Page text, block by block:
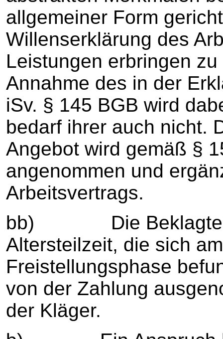
allgemeiner Form
Willenserklärung des
Leistungen erbringen
Annahme des in der
iSv. § 145 BGB wird
bedarf ihrer auch nicht.
Angebot wird gemäß §
angenommen und
Arbeitsvertrags.
bb) Die Beklagte
Altersteilzeit, die sich
Freistellungsphase
von der Zahlung
der Kläger.